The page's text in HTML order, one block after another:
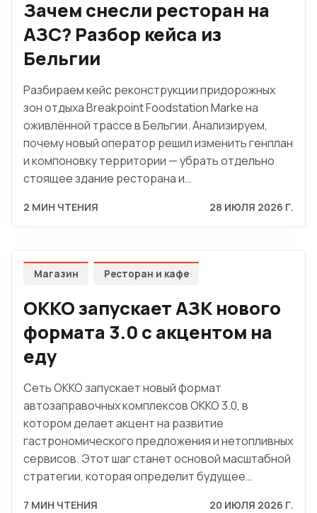
Зачем снесли ресторан на
АЗС? Разбор кейса из
Бельгии
Разбираем кейс реконструкции придорожных
зон отдыха Breakpoint Foodstation Marke на
оживлённой трассе в Бельгии. Анализируем,
почему новый оператор решил изменить генплан
и компоновку территории — убрать отдельно
стоящее здание ресторана и…
2 МИН ЧТЕНИЯ 28 ИЮЛЯ 2026 Г.
Магазин Ресторан и кафе
OKKO запускает АЗК нового
формата 3.0 с акцентом на
еду
Сеть OKKO запускает новый формат
автозаправочных комплексов OKKO 3.0, в
котором делает акцент на развитие
гастрономического предложения и нетопливных
сервисов. Этот шаг станет основой масштабной
стратегии, которая определит будущее…
7 МИН ЧТЕНИЯ 20 ИЮЛЯ 2026 Г.